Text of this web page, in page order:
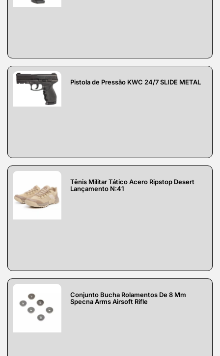
Pistola de Pressão KWC 24/7 SLIDE METAL
Tênis Militar Tático Acero Ripstop Desert
Lançamento N:41
Conjunto Bucha Rolamentos De 8 Mm
Specna Arms Airsoft Rifle